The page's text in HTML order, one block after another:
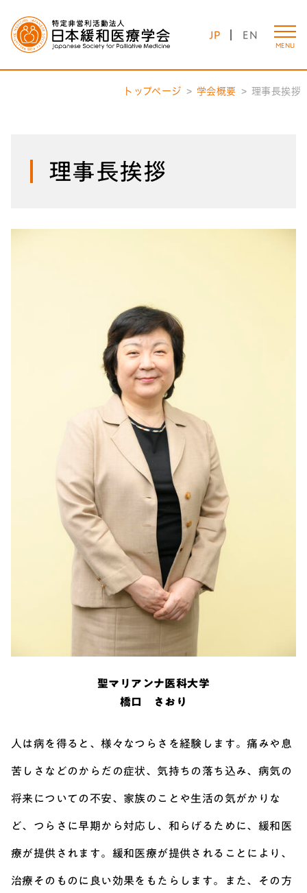
JP EN
MENU
トップページ 学会概要 理事長挨拶
理事長挨拶
聖マリアンナ医科大学
橋口 さおり
人は病を得ると、様々なつらさを経験します。痛みや息
苦しさなどのからだの症状、気持ちの落ち込み、病気の
将来についての不安、家族のことや生活の気がかりな
ど、つらさに早期から対応し、和らげるために、緩和医
療が提供されます。緩和医療が提供されることにより、
治療そのものに良い効果をもたらします。また、その方